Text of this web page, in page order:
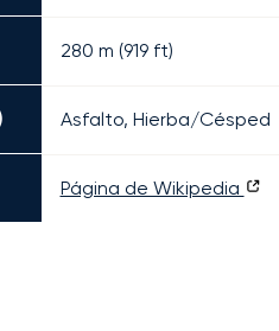
280 m (919 ft)
Asfalto, Hierba/Césped
Página de Wikipedia